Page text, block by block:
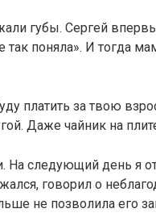
губы. Сергей
поняла». И тогда
платить за твою
Даже чайник на
На следующий день я
говорил о
не позволила его